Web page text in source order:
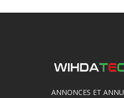
ANNONCES ET